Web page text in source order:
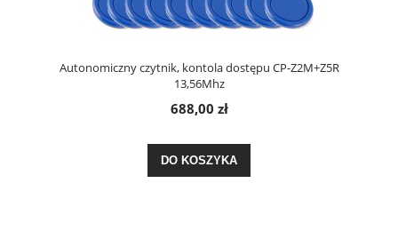
Autonomiczny czytnik, kontola dostępu CP-Z2M+Z5R
13,56Mhz
688,00 zł
DO KOSZYKA